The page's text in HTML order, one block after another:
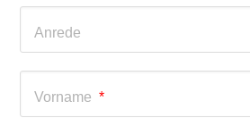
Anrede
Vorname*